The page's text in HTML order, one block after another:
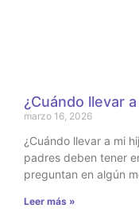
¿Cuándo llevar
marzo 16, 2026
¿Cuándo llevar a mi
padres deben tener
preguntan en algún
Leer más »